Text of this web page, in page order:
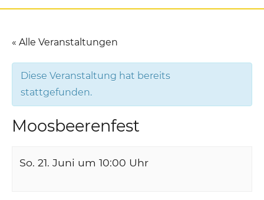
« Alle Veranstaltungen
Diese Veranstaltung hat bereits
stattgefunden.
Moosbeerenfest
So. 21. Juni um 10:00 Uhr